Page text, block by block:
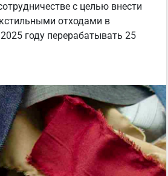
с целью внести
отходами в
году перерабатывать 25